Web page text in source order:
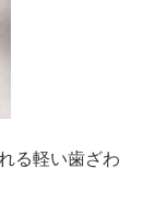
る軽い歯ざわ